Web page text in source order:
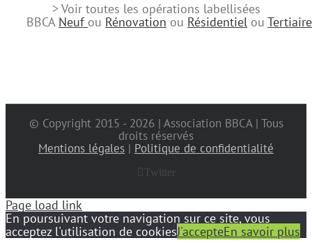
> Voir toutes les opérations labellisées
BBCA Neuf ou Rénovation ou Résidentiel ou Tertiaire
© Copyright 2015 - 2026 | Association BBCA | Tous
droits réservés
Mentions légales | Politique de confidentialité
Twitter
Page load link
En poursuivant votre navigation sur ce site, vous
acceptez l'utilisation de cookiesJ'accepteEn savoir plus